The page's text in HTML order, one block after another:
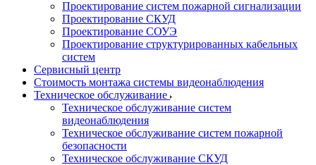
Проектирование систем пожарной сигнализации
Проектирование СКУД
Проектирование СОУЭ
Проектирование структурированных кабельных
систем
Сервисный центр
Стоимость монтажа системы видеонаблюдения
Техническое обслуживание
Техническое обслуживание систем
видеонаблюдения
Техническое обслуживание систем пожарной
безопасности
Техническое обслуживание СКУД